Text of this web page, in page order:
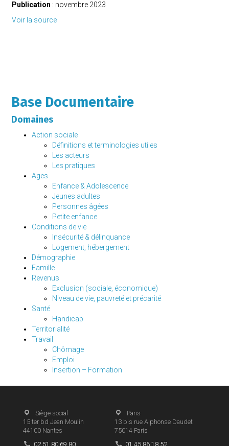
Publication : novembre 2023
Voir la source
Base Documentaire
Domaines
Action sociale
Définitions et terminologies utiles
Les acteurs
Les pratiques
Ages
Enfance & Adolescence
Jeunes adultes
Personnes âgées
Petite enfance
Conditions de vie
Insécurité & délinquance
Logement, hébergement
Démographie
Famille
Revenus
Exclusion (sociale, économique)
Niveau de vie, pauvreté et précarité
Santé
Handicap
Territorialité
Travail
Chômage
Emploi
Insertion – Formation
Siège social
15 ter bd Jean Moulin
44100 Nantes
02 51 80 69 80
Paris
13 bis rue Alphonse Daudet
75014 Paris
01 45 86 18 52